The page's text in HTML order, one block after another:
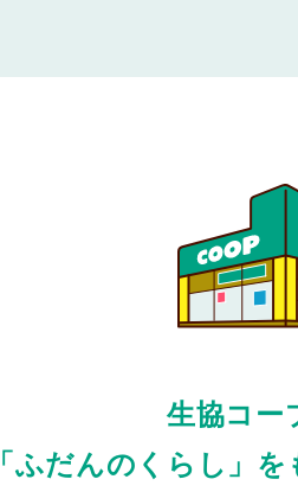
生協コー
「ふだんのくらし」